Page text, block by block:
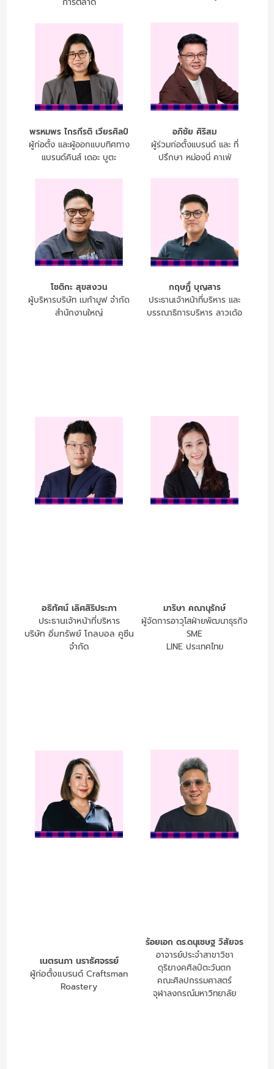
พรหมพร ไกรกีรติ เวียรศิลป์
ผู้ก่อตั้ง และผู้ออกแบบทิศทาง
แบรนด์คินส์ เดอะ บูตะ
อภิชัย ศิริสม
ผู้ร่วมก่อตั้งแบรนด์ และ ที่
ปรึกษา หม่องนี่ คาเฟ่
โชติกะ สุขสงวน
ผู้บริหารบริษัท เมก้ามูฟ จำกัด
สำนักงานใหญ่
กฤษฎิ์ บุญสาร
ประธานเจ้าหน้าที่บริหาร และ
บรรณาธิการบริหาร ลาวเด้อ
อธิทัศน์ เลิศสิริประภา
ประธานเจ้าหน้าที่บริหาร
บริษัท อิ่มทรัพย์ โกลบอล คูซีน
จำกัด
มาริษา คณานุรักษ์
ผู้จัดการอาวุโสฝ่ายพัฒนาธุรกิจ
SME
LINE ประเทศไทย
เนตรนภา นราธัศจรรย์
ผู้ก่อตั้งแบรนด์ Craftsman
Roastery
ร้อยเอก ดร.ดนุเชษฐ วิสัยจร
อาจารย์ประจำสาขาวิชา
ดุริยางคศิลป์ตะวันตก
คณะศิลปกรรมศาสตร์
จุฬาลงกรณ์มหาวิทยาลัย